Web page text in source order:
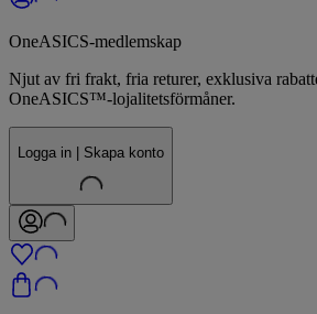
OneASICS-medlemskap
Njut av fri frakt, fria returer, exklusiva
OneASICS™-lojalitetsförmåner.
Logga in | Skapa konto